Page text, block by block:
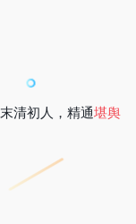
清初人，精通堪舆